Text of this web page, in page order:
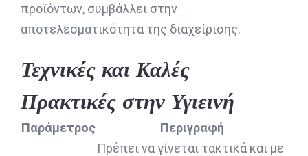
προϊόντων, συμβάλλει στην
αποτελεσματικότητα της διαχείρισης.
Τεχνικές και Καλές
Πρακτικές στην Υγιεινή
Παράμετρος Περιγραφή
Πρέπει να γίνεται τακτικά και με